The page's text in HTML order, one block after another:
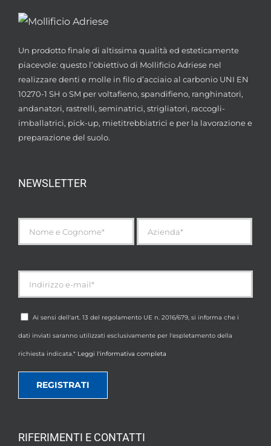
Un prodotto finale di altissima qualità ed esteticamente
piacevole: questo l’obiettivo di Mollificio Adriese nel
realizzare denti e molle in filo d’acciaio al carbonio UNI EN
10270-1 SH o SM per voltafieno, spandifieno, ranghinatori,
andanatori, rastrelli, seminatrici, strigliatori, raccogli-
imballatrici, pick-up, mietitrebbiatrici e per la lavorazione e
preparazione del suolo.
NEWSLETTER
Ai sensi dell'art. 13 del regolamento UE n. 2016/679, si informa che i
dati inviati saranno utilizzati esclusivamente per l'espletamento della
richiesta indicata.* Leggi l'informativa completa
RIFERIMENTI E CONTATTI